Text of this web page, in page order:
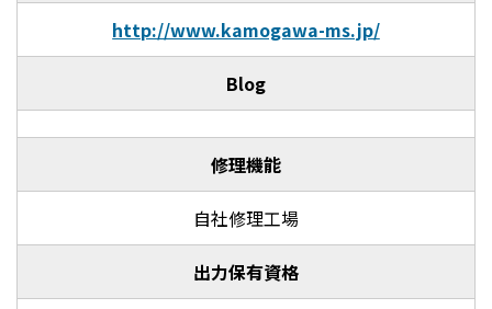
http://www.kamogawa-ms.jp/
Blog
修理機能
自社修理工場
出力保有資格